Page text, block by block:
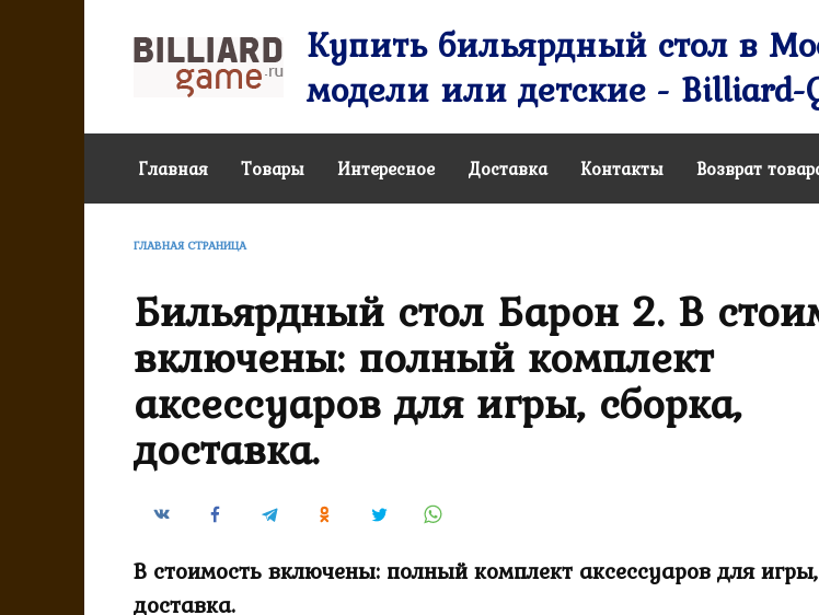
Купить бильярдный стол в
модели или детские - Billiard-
Главная Товары Интересное Доставка Контакты Возврат
ГЛАВНАЯ СТРАНИЦА
Бильярдный стол Барон 2. В
включены: полный комплект
аксессуаров для игры, сборка,
доставка.
В стоимость включены: полный комплект аксессуаров для
доставка.